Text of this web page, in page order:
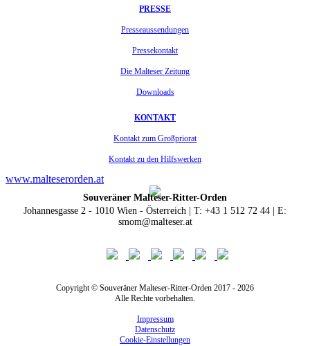
PRESSE
Presseaussendungen
Pressekontakt
Die Malteser Zeitung
Downloads
KONTAKT
Kontakt zum Großpriorat
Kontakt zu den Hilfswerken
www.malteserorden.at
Souveräner Malteser-Ritter-Orden
Johannesgasse 2 - 1010 Wien - Österreich | T: +43 1 512 72 44 | E:
smom@malteser.at
Copyright © Souveräner Malteser-Ritter-Orden 2017 - 2026
Alle Rechte vorbehalten.
Impressum
Datenschutz
Cookie-Einstellungen